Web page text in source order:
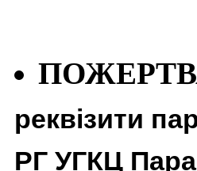
реквізити
РГ УГКЦ